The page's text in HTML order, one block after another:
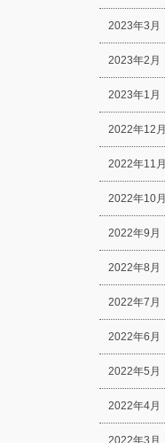
2023年3月
2023年2月
2023年1月
2022年12月
2022年11月
2022年10月
2022年9月
2022年8月
2022年7月
2022年6月
2022年5月
2022年4月
2022年3月